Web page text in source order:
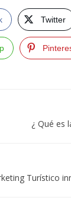
Twitter
¿ Qué es
Turístico